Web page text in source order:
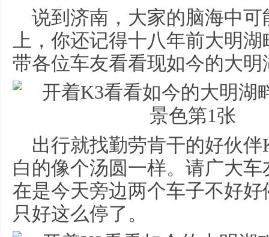
说到济南，大家的脑海中
上，你还记得十八年前大明
带各位车友看看现如今的大
出行就找勤劳肯干的好伙
白的像个汤圆一样。请广大
在是今天旁边两个车子不好
只好这么停了。